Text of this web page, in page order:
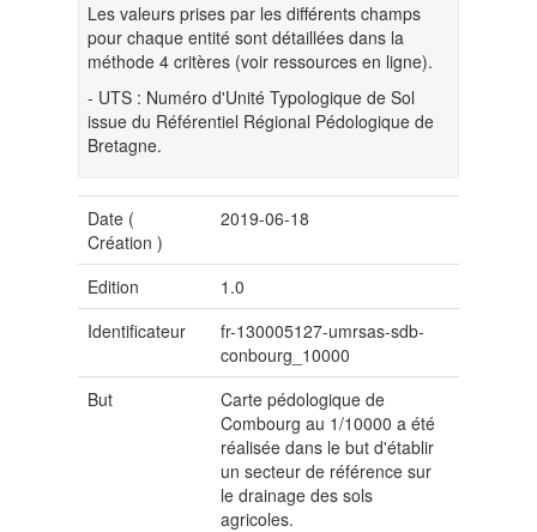
Les valeurs prises par les différents champs
pour chaque entité sont détaillées dans la
méthode 4 critères (voir ressources en ligne).
- UTS : Numéro d'Unité Typologique de Sol
issue du Référentiel Régional Pédologique de
Bretagne.
Date (
Création )
2019-06-18
Edition
1.0
Identificateur
fr-130005127-umrsas-sdb-
conbourg_10000
But
Carte pédologique de
Combourg au 1/10000 a été
réalisée dans le but d'établir
un secteur de référence sur
le drainage des sols
agricoles.